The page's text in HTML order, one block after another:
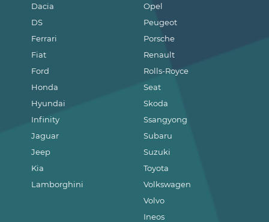
Dacia
DS
Ferrari
Fiat
Ford
Honda
Hyundai
Infinity
Jaguar
Jeep
Kia
Lamborghini
Opel
Peugeot
Porsche
Renault
Rolls-Royce
Seat
Skoda
Ssangyong
Subaru
Suzuki
Toyota
Volkswagen
Volvo
Ineos